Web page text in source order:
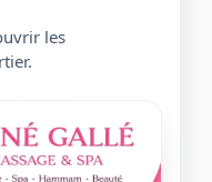
les